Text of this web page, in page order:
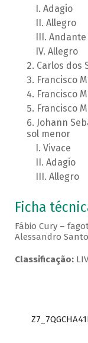
Adagio
Allegro
Andante
Allegro
Carlos dos
Francisco
Francisco
Francisco
Johann
sol menor
Vivace
Adagio
Allegro
Ficha
Fábio Cury –
Alessandro
Classificação: